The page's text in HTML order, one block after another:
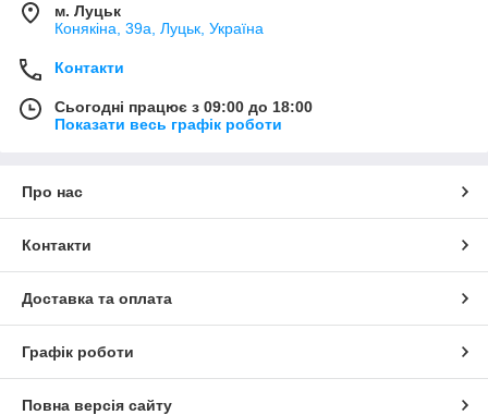
м. Луцьк
Конякіна, 39а, Луцьк, Україна
Контакти
Сьогодні працює з 09:00 до 18:00
Показати весь графік роботи
Про нас
Контакти
Доставка та оплата
Графік роботи
Повна версія сайту